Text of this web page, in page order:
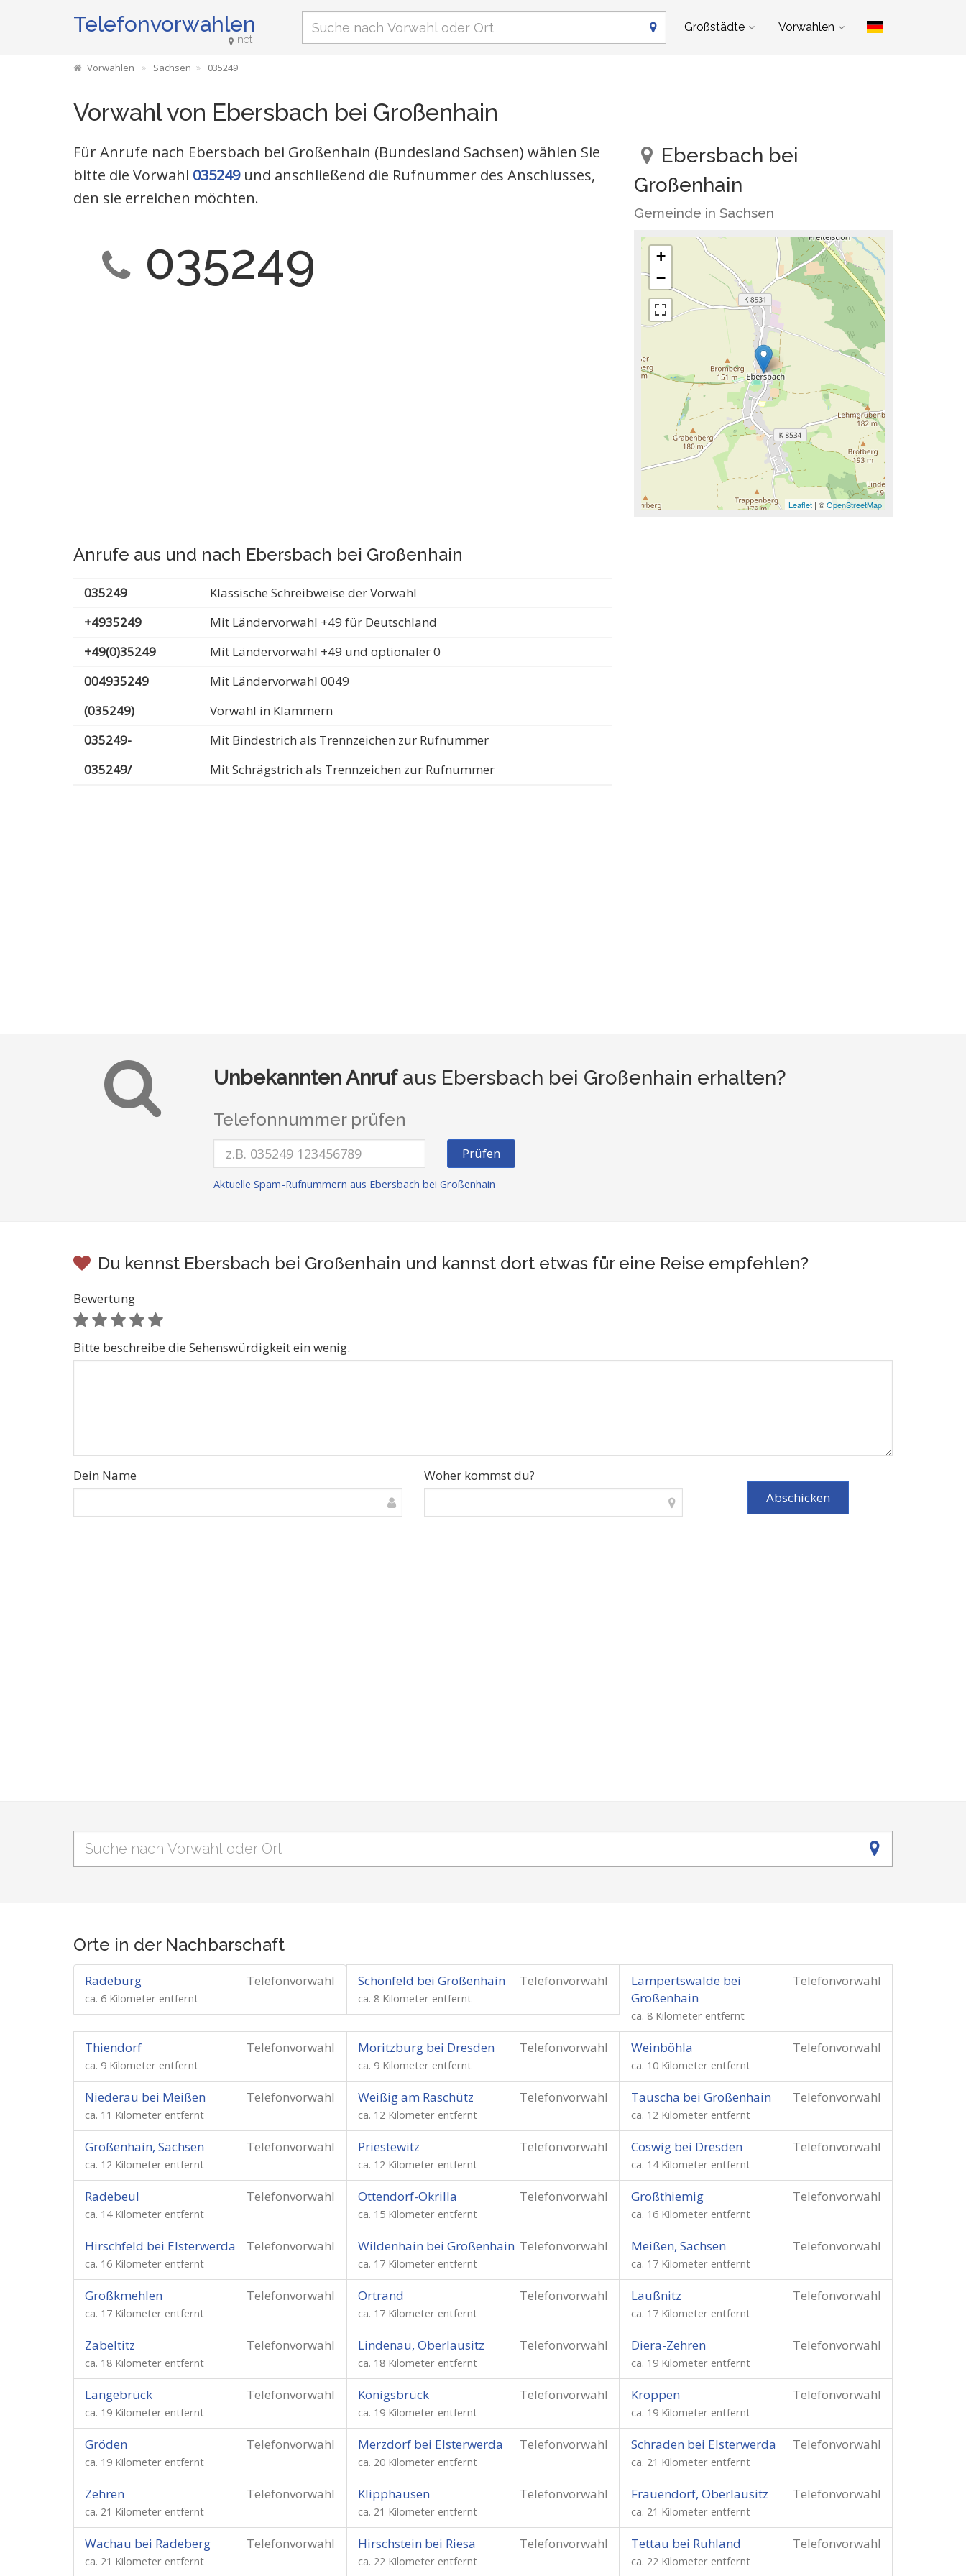
Telefonvorwahlen
net
Großstädte Vorwahlen
Vorwahlen Sachsen 035249
Vorwahl von Ebersbach bei Großenhain
Für Anrufe nach Ebersbach bei Großenhain (Bundesland Sachsen) wählen Sie
bitte die Vorwahl 035249und anschließend die Rufnummer des Anschlusses,
den sie erreichen möchten.
035249
Anrufe aus und nach Ebersbach bei Großenhain
035249
Klassische Schreibweise der Vorwahl
+4935249
Mit Ländervorwahl +49 für Deutschland
+49(0)35249
Mit Ländervorwahl +49 und optionaler 0
004935249
Mit Ländervorwahl 0049
(035249)
Vorwahl in Klammern
035249-
Mit Bindestrich als Trennzeichen zur Rufnummer
035249/
Mit Schrägstrich als Trennzeichen zur Rufnummer
Ebersbach bei
Großenhain
Gemeinde in Sachsen
+
−
Leaflet | ©OpenStreetMap
Unbekannten Anrufaus Ebersbach bei Großenhain erhalten?
Telefonnummer prüfen
Prüfen
Aktuelle Spam-Rufnummern aus Ebersbach bei Großenhain
Du kennst Ebersbach bei Großenhain und kannst dort etwas für eine Reise empfehlen?
Bewertung
Bitte beschreibe die Sehenswürdigkeit ein wenig.
Dein Name Woher kommst du?
Orte in der Nachbarschaft
Telefonvorwahl
Radeburg
ca. 6 Kilometer entfernt
Telefonvorwahl
Schönfeld bei Großenhain
ca. 8 Kilometer entfernt
Telefonvorwahl
Lampertswalde bei
Großenhain
ca. 8 Kilometer entfernt
Telefonvorwahl
Thiendorf
ca. 9 Kilometer entfernt
Telefonvorwahl
Moritzburg bei Dresden
ca. 9 Kilometer entfernt
Telefonvorwahl
Weinböhla
ca. 10 Kilometer entfernt
Telefonvorwahl
Niederau bei Meißen
ca. 11 Kilometer entfernt
Telefonvorwahl
Weißig am Raschütz
ca. 12 Kilometer entfernt
Telefonvorwahl
Tauscha bei Großenhain
ca. 12 Kilometer entfernt
Telefonvorwahl
Großenhain, Sachsen
ca. 12 Kilometer entfernt
Telefonvorwahl
Priestewitz
ca. 12 Kilometer entfernt
Telefonvorwahl
Coswig bei Dresden
ca. 14 Kilometer entfernt
Telefonvorwahl
Radebeul
ca. 14 Kilometer entfernt
Telefonvorwahl
Ottendorf-Okrilla
ca. 15 Kilometer entfernt
Telefonvorwahl
Großthiemig
ca. 16 Kilometer entfernt
Telefonvorwahl
Hirschfeld bei Elsterwerda
ca. 16 Kilometer entfernt
Telefonvorwahl
Wildenhain bei Großenhain
ca. 17 Kilometer entfernt
Telefonvorwahl
Meißen, Sachsen
ca. 17 Kilometer entfernt
Telefonvorwahl
Großkmehlen
ca. 17 Kilometer entfernt
Telefonvorwahl
Ortrand
ca. 17 Kilometer entfernt
Telefonvorwahl
Laußnitz
ca. 17 Kilometer entfernt
Telefonvorwahl
Zabeltitz
ca. 18 Kilometer entfernt
Telefonvorwahl
Lindenau, Oberlausitz
ca. 18 Kilometer entfernt
Telefonvorwahl
Diera-Zehren
ca. 19 Kilometer entfernt
Telefonvorwahl
Langebrück
ca. 19 Kilometer entfernt
Telefonvorwahl
Königsbrück
ca. 19 Kilometer entfernt
Telefonvorwahl
Kroppen
ca. 19 Kilometer entfernt
Telefonvorwahl
Gröden
ca. 19 Kilometer entfernt
Telefonvorwahl
Merzdorf bei Elsterwerda
ca. 20 Kilometer entfernt
Telefonvorwahl
Schraden bei Elsterwerda
ca. 21 Kilometer entfernt
Telefonvorwahl
Zehren
ca. 21 Kilometer entfernt
Telefonvorwahl
Klipphausen
ca. 21 Kilometer entfernt
Telefonvorwahl
Frauendorf, Oberlausitz
ca. 21 Kilometer entfernt
Telefonvorwahl
Wachau bei Radeberg
ca. 21 Kilometer entfernt
Telefonvorwahl
Hirschstein bei Riesa
ca. 22 Kilometer entfernt
Telefonvorwahl
Tettau bei Ruhland
ca. 22 Kilometer entfernt